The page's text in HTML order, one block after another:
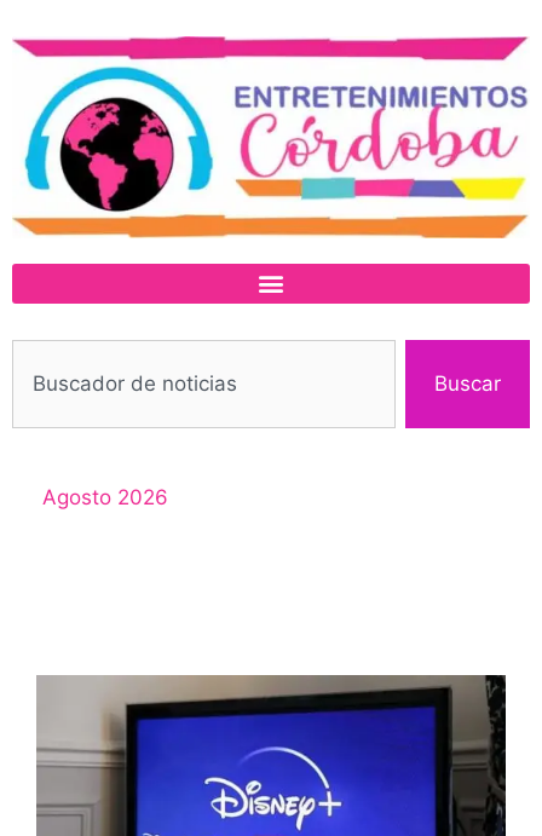
Buscar
Agosto 2026